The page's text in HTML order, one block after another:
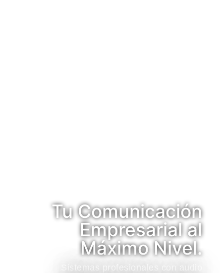
Tu Comunicación
Empresarial al
Máximo Nivel.
Sistemas profesionales con audio